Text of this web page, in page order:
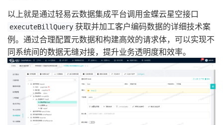
以上就是通过轻易云数据集成平台调用金蝶云星空接口
executeBillQuery 获取并加工客户编码数据的详细技术案
例。通过合理配置元数据和构建高效的请求体，可以实现不
同系统间的数据无缝对接，提升业务透明度和效率。